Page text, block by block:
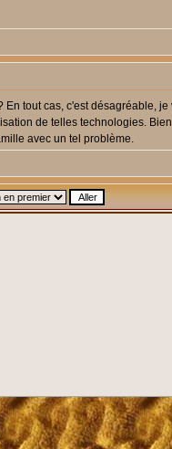
tout cas, c'est désagréable,
de telles technologies.
avec un tel problème.